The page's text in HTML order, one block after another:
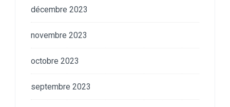
décembre 2023
novembre 2023
octobre 2023
septembre 2023